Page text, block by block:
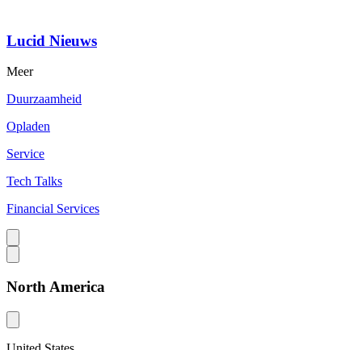
Lucid Nieuws
Meer
Duurzaamheid
Opladen
Service
Tech Talks
Financial Services
North America